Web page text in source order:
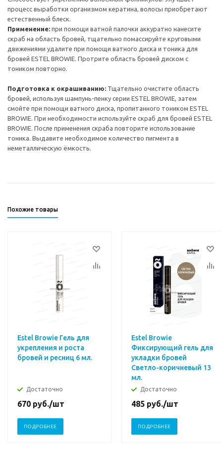
процесс выработки организмом кератина, волосы приобретают
естественный блеск.
Применение: при помощи ватной палочки аккуратно нанесите
скраб на область бровей, тщательно помассируйте круговыми
движениями удалите при помощи ватного диска и тоника для
бровей ESTEL BROWIE. Протрите область бровей диском с
тоником повторно.
Подготовка к окрашиванию: Тщательно очистите область
бровей, используя шампунь-пенку серии ESTEL BROWIE, затем
смойте при помощи ватного диска, пропитанного тоником ESTEL
BROWIE. При необходимости используйте скраб для бровей ESTEL
BROWIE. После применения скраба повторите использование
тоника. Выдавите необходимое количество пигмента в
неметаллическую ёмкость.
Похожие товары
Estel Browie Гель для
укрепления и роста
бровей и ресниц 6 мл.
Достаточно
670 руб./шт
ПОДРОБНЕЕ
Estel Browie
Фиксирующий гель для
укладки бровей
Светло-коричневый 13
мл.
Достаточно
485 руб./шт
ПОДРОБНЕЕ